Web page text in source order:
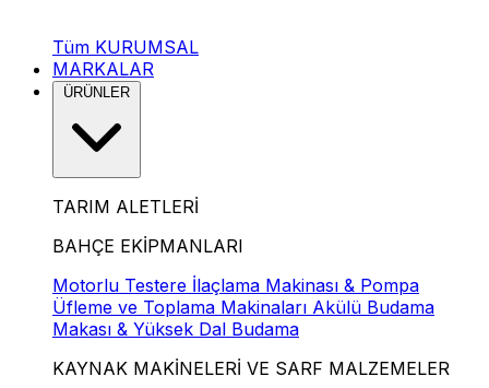
Tüm KURUMSAL
MARKALAR
ÜRÜNLER
TARIM ALETLERİ
BAHÇE EKİPMANLARI
Motorlu Testere İlaçlama Makinası & Pompa
Üfleme ve Toplama Makinaları Akülü Budama
Makası & Yüksek Dal Budama
KAYNAK MAKİNELERİ VE SARF MALZEMELER